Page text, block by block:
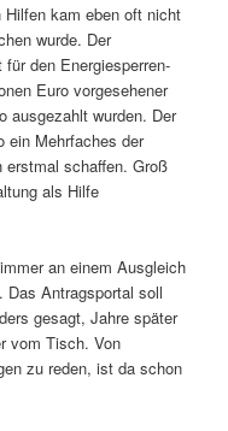
Hilfen kam eben oft nicht
wurde. Der
für den Energiesperren-
Euro vorgesehener
ausgezahlt wurden. Der
ein Mehrfaches der
schaffen. Groß
als Hilfe
an einem Ausgleich
Das Antragsportal soll
gesagt, Jahre später
vom Tisch. Von
zu reden, ist da schon